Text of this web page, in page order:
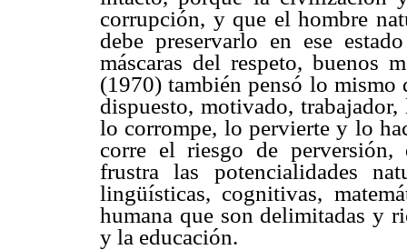
corrupción, y que el hombre
debe preservarlo en ese
máscaras del respeto, buenos
(1970) también pensó lo mismo
dispuesto, motivado,
lo corrompe, lo pervierte y lo
corre el riesgo de
frustra las potencialidades
lingüísticas, cognitivas,
humana que son delimitadas y
y la educación.